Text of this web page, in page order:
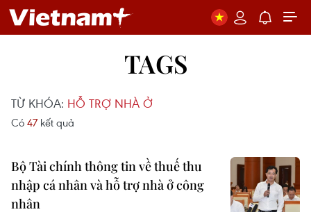
TAGS
TỪ KHÓA: HỖ TRỢ NHÀ Ở
Có 47 kết quả
Bộ Tài chính thông tin về thuế thu
nhập cá nhân và hỗ trợ nhà ở công
nhân